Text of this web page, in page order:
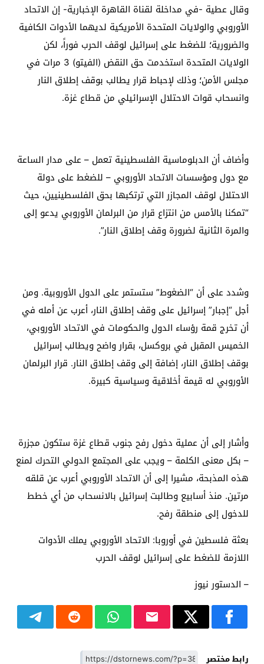
وقال عطية -في مداخلة لقناة القاهرة الإخبارية- إن الاتحاد
الأوروبي والولايات المتحدة الأمريكية لديهما الأدوات الكافية
والضرورية؛ للضغط على إسرائيل لوقف الحرب فوراً، لكن
الولايات المتحدة استخدمت حق النقض (الفيتو) 3 مرات في
مجلس الأمن؛ وذلك لإحباط قرار يطالب بوقف إطلاق النار
وانسحاب قوات الاحتلال الإسرائيلي من قطاع غزة.
وأضاف أن الدبلوماسية الفلسطينية تعمل – على مدار الساعة
مع دول ومؤسسات الاتحاد الأوروبي – للضغط على دولة
الاحتلال لوقف المجازر التي ترتكبها بحق الفلسطينيين، حيث
“تمكنا بالأمس من انتزاع قرار من البرلمان الأوروبي يدعو إلى
والمرة الثانية لضرورة وقف إطلاق النار”.
وشدد على أن “الضغوط” ستستمر على الدول الأوروبية. ومن
أجل “إجبار” إسرائيل على وقف إطلاق النار، أعرب عن أمله في
أن تخرج قمة رؤساء الدول والحكومات في الاتحاد الأوروبي،
الخميس المقبل في بروكسل، بقرار واضح ويطالب إسرائيل
بوقف إطلاق النار، إضافة إلى وقف إطلاق النار. قرار البرلمان
الأوروبي له قيمة أخلاقية وسياسية كبيرة.
وأشار إلى أن عملية دخول رفح جنوب قطاع غزة ستكون مجزرة
– بكل معنى الكلمة – ويجب على المجتمع الدولي التحرك لمنع
هذه المذبحة، مشيرا إلى أن الاتحاد الأوروبي أعرب عن قلقه
مرتين. منذ أسابيع وطالبت إسرائيل بالانسحاب من أي خطط
للدخول إلى منطقة رفح.
بعثة فلسطين في أوروبا: الاتحاد الأوروبي يملك الأدوات
اللازمة للضغط على إسرائيل لوقف الحرب
– الدستور نيوز
رابط مختصر